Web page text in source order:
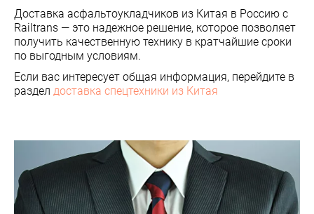
Доставка асфальтоукладчиков из Китая в Россию с
Railtrans — это надежное решение, которое позволяет
получить качественную технику в кратчайшие сроки
по выгодным условиям.
Если вас интересует общая информация, перейдите в
раздел доставка спецтехники из Китая